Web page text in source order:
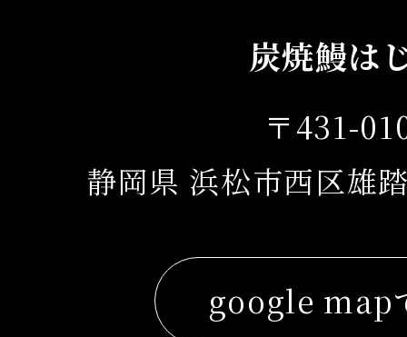
炭焼鰻は
〒431-
静岡県 浜松市西区雄
google map